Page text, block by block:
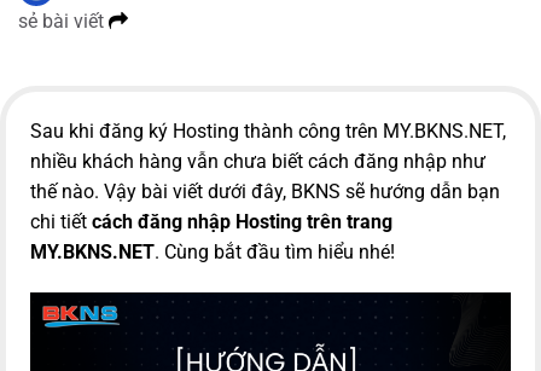
sẻ bài viết
Sau khi đăng ký Hosting thành công trên MY.BKNS.NET,
nhiều khách hàng vẫn chưa biết cách đăng nhập như
thế nào. Vậy bài viết dưới đây, BKNS sẽ hướng dẫn bạn
chi tiết cách đăng nhập Hosting trên trang
MY.BKNS.NET. Cùng bắt đầu tìm hiểu nhé!